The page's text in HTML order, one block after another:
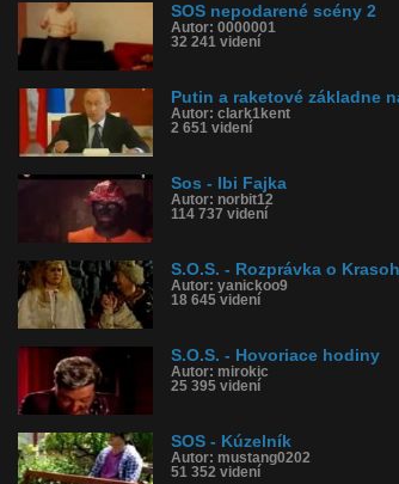
Tagy: sos, pomajbo, dangl, polnišová, sklár
História sledovanosti videa:
SOS nepodarené scény 2
Autor: 0000001
32 241 videní
Putin a raketové základne
Autor: clark1kent
2 651 videní
Sos - Ibi Fajka
Autor: norbit12
114 737 videní
S.O.S. - Rozprávka o
Autor: yanickoo9
18 645 videní
S.O.S. - Hovoriace hodiny
Autor: mirokic
25 395 videní
SOS - Kúzelník
Autor: mustang0202
51 352 videní